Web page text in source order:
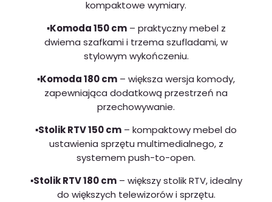
kompaktowe wymiary.
▪️Komoda 150 cm– praktyczny mebel z
dwiema szafkami i trzema szufladami, w
stylowym wykończeniu.
▪️Komoda 180 cm – większa wersja komody,
zapewniająca dodatkową przestrzeń na
przechowywanie.
▪️Stolik RTV 150 cm – kompaktowy mebel do
ustawienia sprzętu multimedialnego, z
systemem push-to-open.
▪️Stolik RTV 180 cm– większy stolik RTV, idealny
do większych telewizorów i sprzętu.